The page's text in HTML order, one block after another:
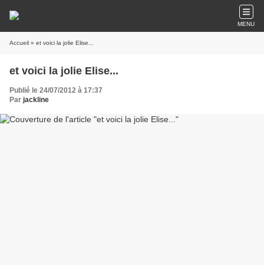
MENU
Accueil » et voici la jolie Elise...
et voici la jolie Elise...
Publié le 24/07/2012 à 17:37
Par jackline